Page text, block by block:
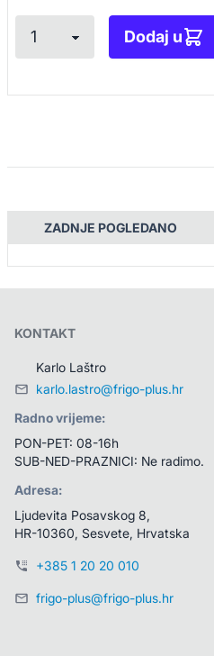
Dodaj u
ZADNJE POGLEDANO
KONTAKT
Karlo Laštro
karlo.lastro@frigo-plus.hr
Radno vrijeme:
PON-PET: 08-16h
SUB-NED-PRAZNICI: Ne radimo.
Adresa:
Ljudevita Posavskog 8,
HR-10360, Sesvete, Hrvatska
+385 1 20 20 010
frigo-plus@frigo-plus.hr